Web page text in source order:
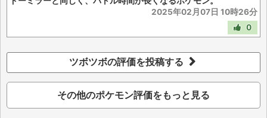
2025年02月07日 10時26分
0
ツボツボの評価を投稿する
その他のポケモン評価をもっと見る